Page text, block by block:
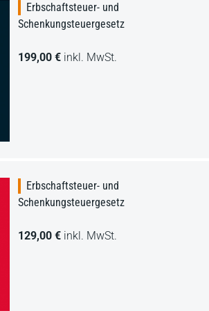
Erbschaftsteuer- und
Schenkungsteuergesetz
199,00 € inkl. MwSt.
Erbschaftsteuer- und
Schenkungsteuergesetz
129,00 € inkl. MwSt.